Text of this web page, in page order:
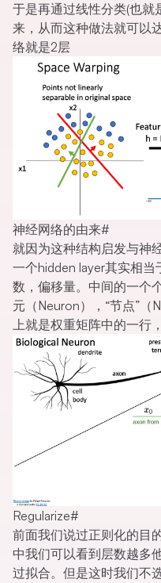
于是再通过线性分类(也
来，从而这种做法就可以
络就是2层
神经网络的由来#
就因为这种结构启发与神
一个hidden layer其实相
数，偏移量。中间的一个
元（Neuron），“节点”（
上就是权重矩阵中的一行
Regularize#
前面我们说过正则化的目
中我们可以看到层数越多
过拟合。但是这时我们不